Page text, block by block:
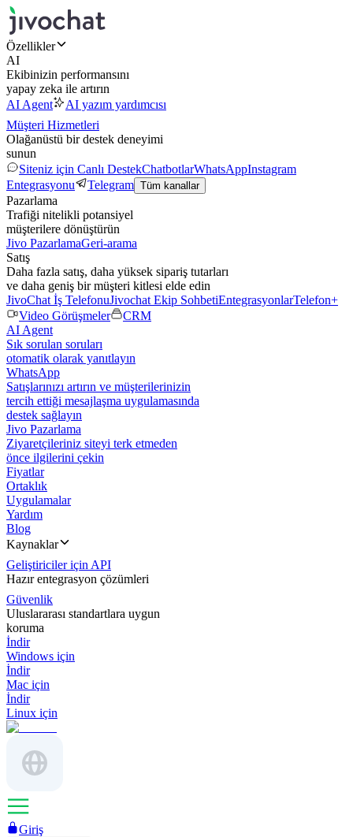
Özellikler
AI
Ekibinizin performansını
yapay zeka ile artırın
AI Agent
AI yazım yardımcısı
Müşteri Hizmetleri
Olağanüstü bir destek deneyimi
sunun
Siteniz için Canlı DestekChatbotlarWhatsAppInstagram
Entegrasyonu
Telegram Tüm kanallar
Pazarlama
Trafiği nitelikli potansiyel
müşterilere dönüştürün
Jivo PazarlamaGeri-arama
Satış
Daha fazla satış, daha yüksek sipariş tutarları
ve daha geniş bir müşteri kitlesi elde edin
JivoChat İş TelefonuJivochat Ekip SohbetiEntegrasyonlarTelefon+
Video Görüşmeler
CRM
AI Agent
Sık sorulan soruları
otomatik olarak yanıtlayın
WhatsApp
Satışlarınızı artırın ve müşterilerinizin
tercih ettiği mesajlaşma uygulamasında
destek sağlayın
Jivo Pazarlama
Ziyaretçileriniz siteyi terk etmeden
önce ilgilerini çekin
Fiyatlar
Ortaklık
Uygulamalar
Yardım
Blog
Kaynaklar
Geliştiriciler için API
Hazır entegrasyon çözümleri
Güvenlik
Uluslararası standartlara uygun
koruma
İndir
Windows için
İndir
Mac için
İndir
Linux için
Giriş